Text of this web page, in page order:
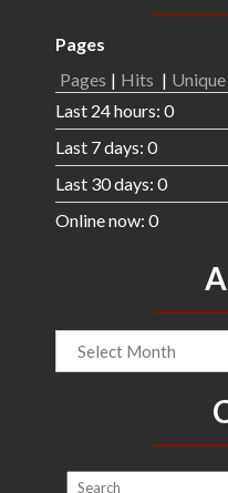
Pages
Pages | Hits | Unique
Last 24 hours: 0
Last 7 days: 0
Last 30 days: 0
Online now: 0
ARSIP